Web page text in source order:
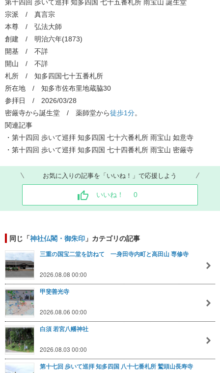
第十四回 歩いて巡拝 知多四国 七十五番札所 雨宝山 誕生堂
宗派 / 真言宗
本尊 / 弘法大師
創建 / 明治六年(1873)
開基 / 不詳
開山 / 不詳
札所 / 知多四国七十五番札所
所在地 / 知多市佐布里地蔵脇30
参拝日 / 2026/03/28
密厳寺から誕生堂 / 薬師堂から​徒歩1分​。
関連記事
・第十四回 歩いて巡拝 知多四国 七十六番札所 雨宝山 如意寺
・第十四回 歩いて巡拝 知多四国 七十四番札所 雨宝山 密厳寺
お気に入りの記事を「いいね！」で応援しよう
いいね！ 0
同じ「神社仏閣・御朱印 」カテゴリの記事
三重の国宝二堂を訪ねて 一身田寺内町と高田山 専修寺
2026.08.08 00:00
甲斐善光寺
2026.08.06 00:00
白須 若宮八幡神社
2026.08.03 00:00
第十七回 歩いて巡拝 知多四国 八十七番札所 鷲頭山長寿寺